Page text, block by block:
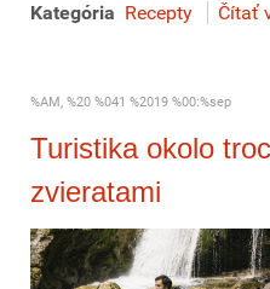
Kategória Recepty Čítať
%AM, %20 %041 %2019 %00:%sep
Turistika okolo
zvieratami